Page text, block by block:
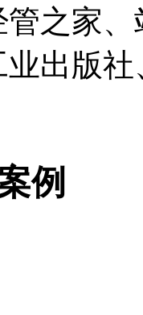
之家
出版
例